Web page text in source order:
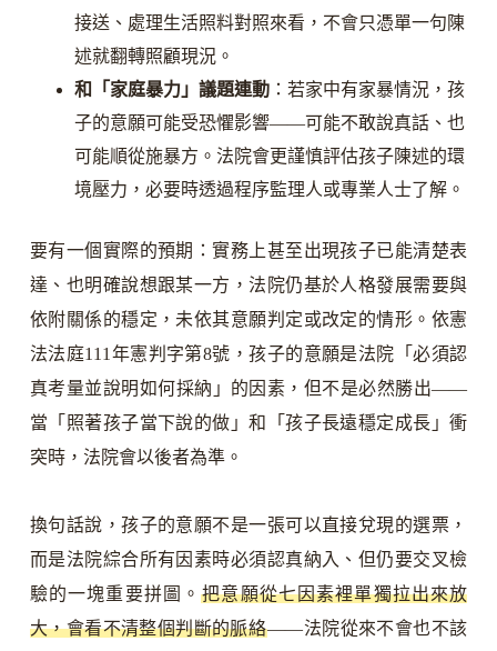
接送、處理生活照料對照來看，不會只憑單一句陳
述就翻轉照顧現況。
和「家庭暴力」議題連動：若家中有家暴情況，孩
子的意願可能受恐懼影響——可能不敢說真話、也
可能順從施暴方。法院會更謹慎評估孩子陳述的環
境壓力，必要時透過程序監理人或專業人士了解。
要有一個實際的預期：實務上甚至出現孩子已能清楚表
達、也明確說想跟某一方，法院仍基於人格發展需要與
依附關係的穩定，未依其意願判定或改定的情形。依憲
法法庭111年憲判字第8號，孩子的意願是法院「必須認
真考量並說明如何採納」的因素，但不是必然勝出——
當「照著孩子當下說的做」和「孩子長遠穩定成長」衝
突時，法院會以後者為準。
換句話說，孩子的意願不是一張可以直接兌現的選票，
而是法院綜合所有因素時必須認真納入、但仍要交叉檢
驗的一塊重要拼圖。把意願從七因素裡單獨拉出來放
大，會看不清整個判斷的脈絡——法院從來不會也不該